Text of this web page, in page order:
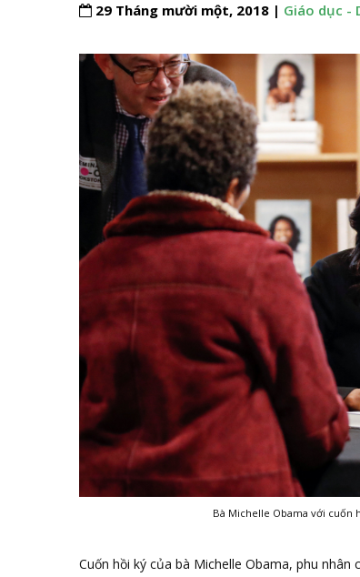
29 Tháng mười một, 2018 | Giáo dục -
Bà Michelle Obama với cuốn
Cuốn hồi ký của bà Michelle Obama, phu